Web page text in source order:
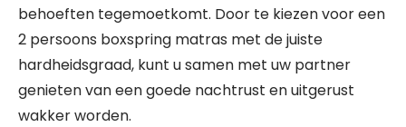
behoeften tegemoetkomt. Door te kiezen voor een
2 persoons boxspring matras met de juiste
hardheidsgraad, kunt u samen met uw partner
genieten van een goede nachtrust en uitgerust
wakker worden.